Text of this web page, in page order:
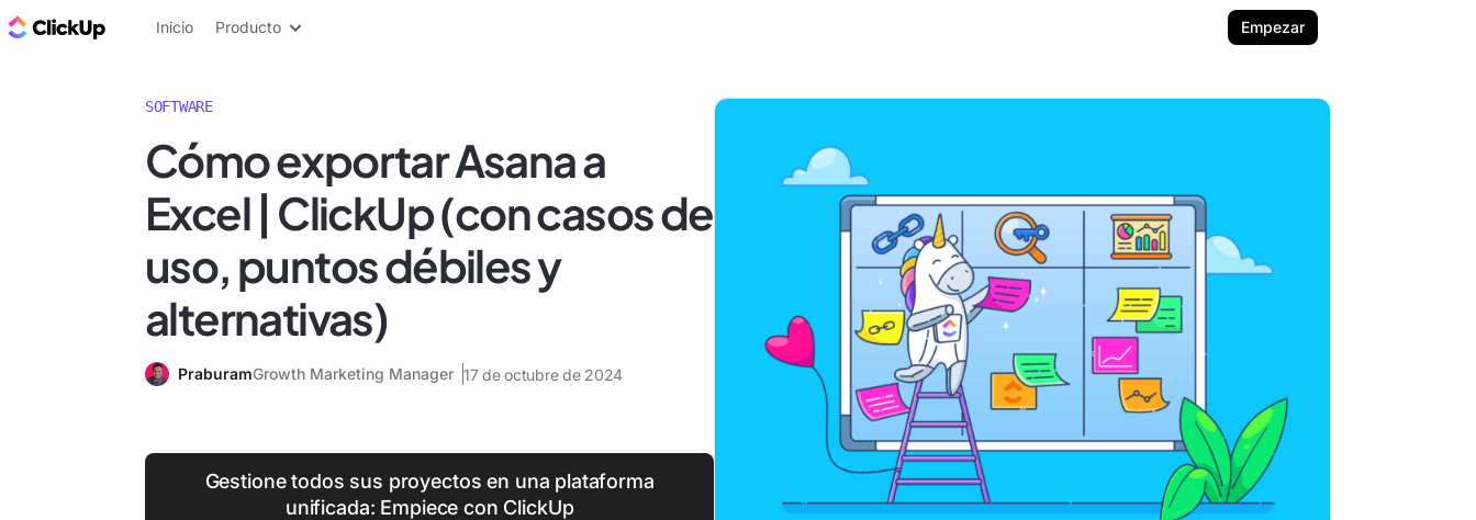
ClickUp Blog
Inicio Producto Empezar
SOFTWARE
Cómo exportar Asana a
Excel | ClickUp (con casos de
uso, puntos débiles y
alternativas)
PraburamGrowth Marketing Manager 17 de octubre de 2024
Gestione todos sus proyectos en una plataforma
unificada: Empiece con ClickUp